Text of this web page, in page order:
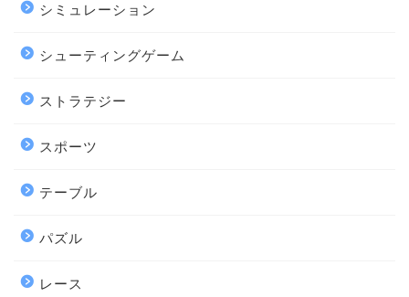
シミュレーション
シューティングゲーム
ストラテジー
スポーツ
テーブル
パズル
レース